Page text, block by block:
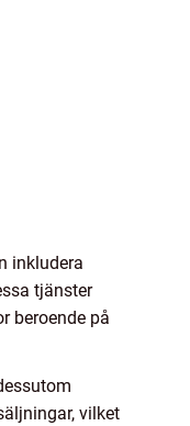
inkludera
tjänster
beroende på
vilket